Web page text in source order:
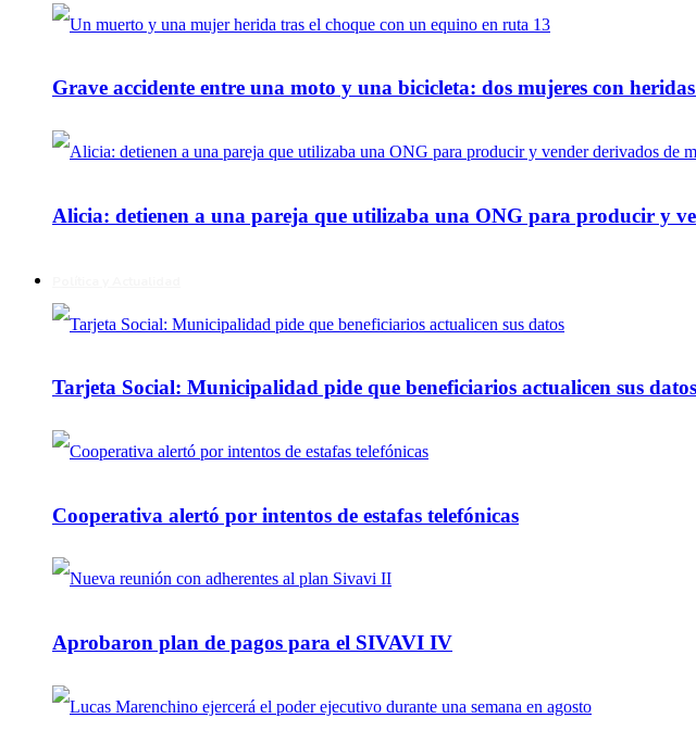
Grave accidente entre una moto y una bicicleta: dos mujeres con
Alicia: detienen a una pareja que utilizaba una ONG para producir y
Tarjeta Social: Municipalidad pide que beneficiarios actualicen sus datos
Cooperativa alertó por intentos de estafas telefónicas
Aprobaron plan de pagos para el SIVAVI IV